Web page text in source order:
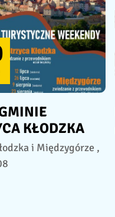
KŁODZKA
i Międzygórze ,